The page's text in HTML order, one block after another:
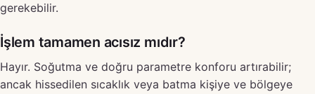
gerekebilir.
İşlem tamamen acısız mıdır?
Hayır. Soğutma ve doğru parametre konforu artırabilir;
ancak hissedilen sıcaklık veya batma kişiye ve bölgeye